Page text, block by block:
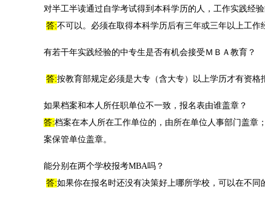
对半工半读通过自学考试得到本科学历的人，工作实践经
答:不可以。必须在取得本科学历后有三年或三年以上工作
有若干年实践经验的中专生是否有机会接受ＭＢＡ教育？
答:按教育部规定必须是大专（含大专）以上学历才有资格
如果档案和本人所任职单位不一致，报名表由谁盖章？
答:档案在本人所在工作单位的，由所在单位人事部门盖章
案保管单位盖章。
能分别在两个学校报考MBA吗？
答:如果你在报名时还没有决策好上哪所学校，可以在不同